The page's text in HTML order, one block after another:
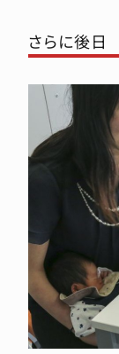
さらに後日